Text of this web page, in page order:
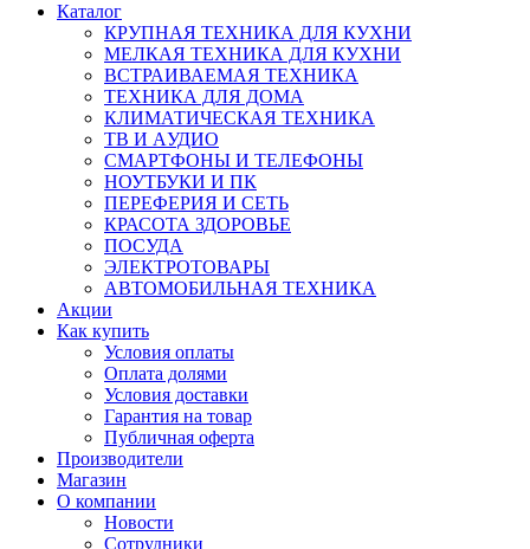
Каталог
КРУПНАЯ ТЕХНИКА ДЛЯ КУХНИ
МЕЛКАЯ ТЕХНИКА ДЛЯ КУХНИ
ВСТРАИВАЕМАЯ ТЕХНИКА
ТЕХНИКА ДЛЯ ДОМА
КЛИМАТИЧЕСКАЯ ТЕХНИКА
ТВ И AУДИО
СМАРТФОНЫ И ТЕЛЕФОНЫ
НОУТБУКИ И ПК
ПЕРЕФЕРИЯ И СЕТЬ
КРАСОТА ЗДОРОВЬЕ
ПОСУДА
ЭЛЕКТРОТОВАРЫ
АВТОМОБИЛЬНАЯ ТЕХНИКА
Акции
Как купить
Условия оплаты
Оплата долями
Условия доставки
Гарантия на товар
Публичная оферта
Производители
Магазин
О компании
Новости
Сотрудники